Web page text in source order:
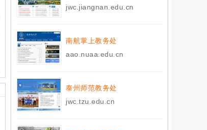
jwc.jiangnan.edu.cn
南航掌上教务处
aao.nuaa.edu.cn
泰州师范教务处
jwc.tzu.edu.cn